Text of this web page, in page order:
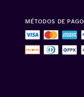
MÉTODOS DE PAGO